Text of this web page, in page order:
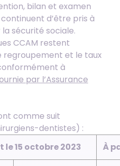
bilan et examen
continuent d’être pris à
sécurité sociale.
CCAM restent
regroupement et le taux
à
par l’Assurance
comme suit
dentistes) :
le 15 octobre 2023 À